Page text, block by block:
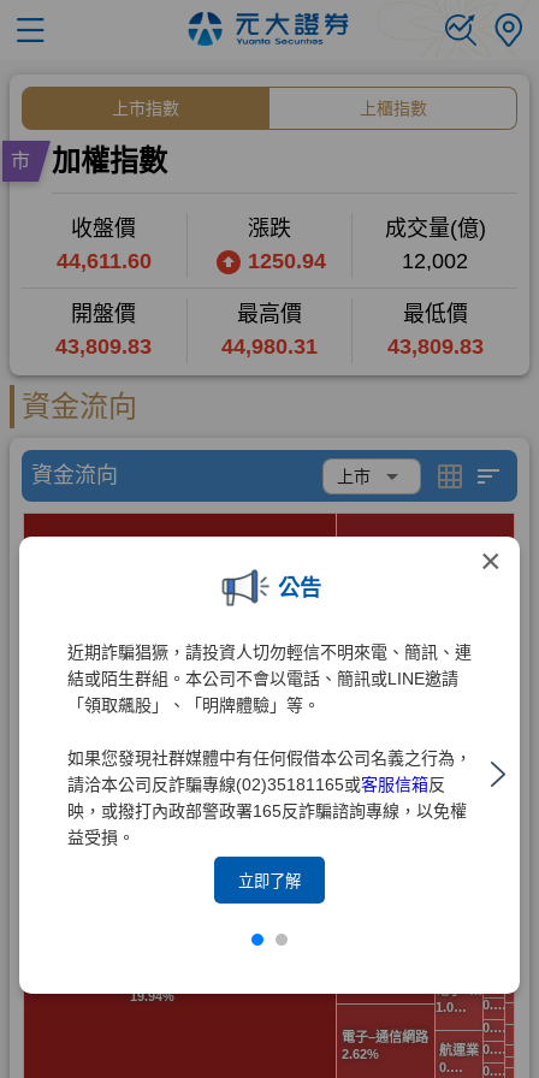
×
公告
近期詐騙猖獗，請投資人切勿輕信不明來電、簡訊、連
結或陌生群組。本公司不會以電話、簡訊或LINE邀請
「領取飆股」、「明牌體驗」等。
如果您發現社群媒體中有任何假借本公司名義之行為，
請洽本公司反詐騙專線(02)35181165或客服信箱反
映，或撥打內政部警政署165反詐騙諮詢專線，以免權
益受損。
立即了解